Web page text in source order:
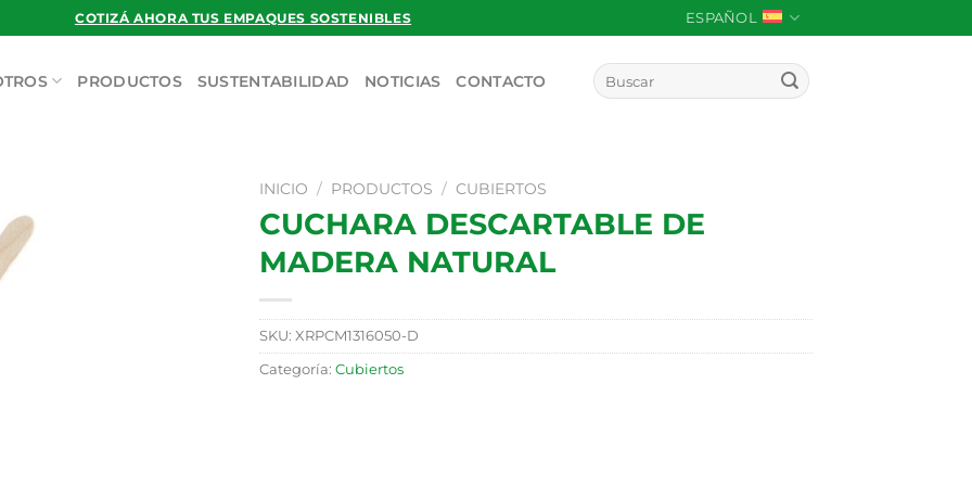
COTIZÁ AHORA TUS EMPAQUES SOSTENIBLES ESPAÑOL
PRODUCTOS SUSTENTABILIDAD NOTICIAS CONTACTO
Buscar
por:
INICIO / PRODUCTOS / CUBIERTOS
CUCHARA DESCARTABLE DE
MADERA NATURAL
SKU: XRPCM1316050-D
Categoría: Cubiertos